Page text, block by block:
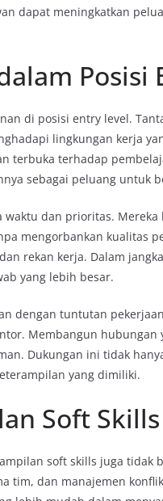
dapat meningkatkan
Posisi
di posisi entry level.
lingkungan kerja
terbuka terhadap
sebagai peluang untuk
dan prioritas. Mereka
mengorbankan kualitas
rekan kerja. Dalam
yang lebih besar.
dengan tuntutan
Membangun hubungan
Dukungan ini tidak
yang dimiliki.
Soft Skills
soft skills juga tidak
tim, dan manajemen